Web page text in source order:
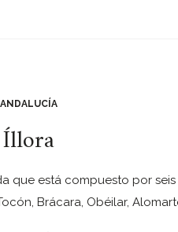
ANDALUCÍA
Íllora
que está compuesto por
Brácara, Obéilar,